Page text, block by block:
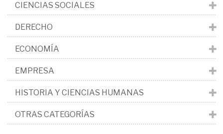
CIENCIAS SOCIALES
DERECHO
ECONOMÍA
EMPRESA
HISTORIA Y CIENCIAS HUMANAS
OTRAS CATEGORÍAS